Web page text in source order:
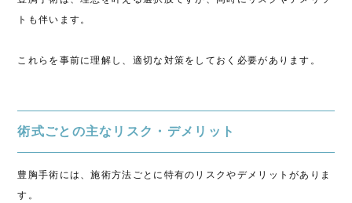
トも伴います。
これらを事前に理解し、適切な対策をしておく必要があります。
術式ごとの主なリスク・デメリット
豊胸手術には、施術方法ごとに特有のリスクやデメリットがありま
す。